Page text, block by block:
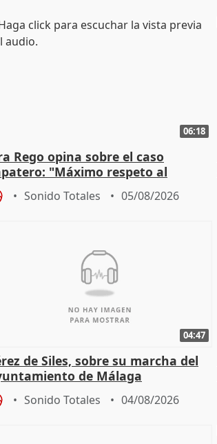
06:18
Rego opina sobre el caso
"Máximo respeto al
judicial"
Sonido Totales 05/08/2026
04:47
de Siles, sobre su marcha del
de Málaga
Sonido Totales 04/08/2026